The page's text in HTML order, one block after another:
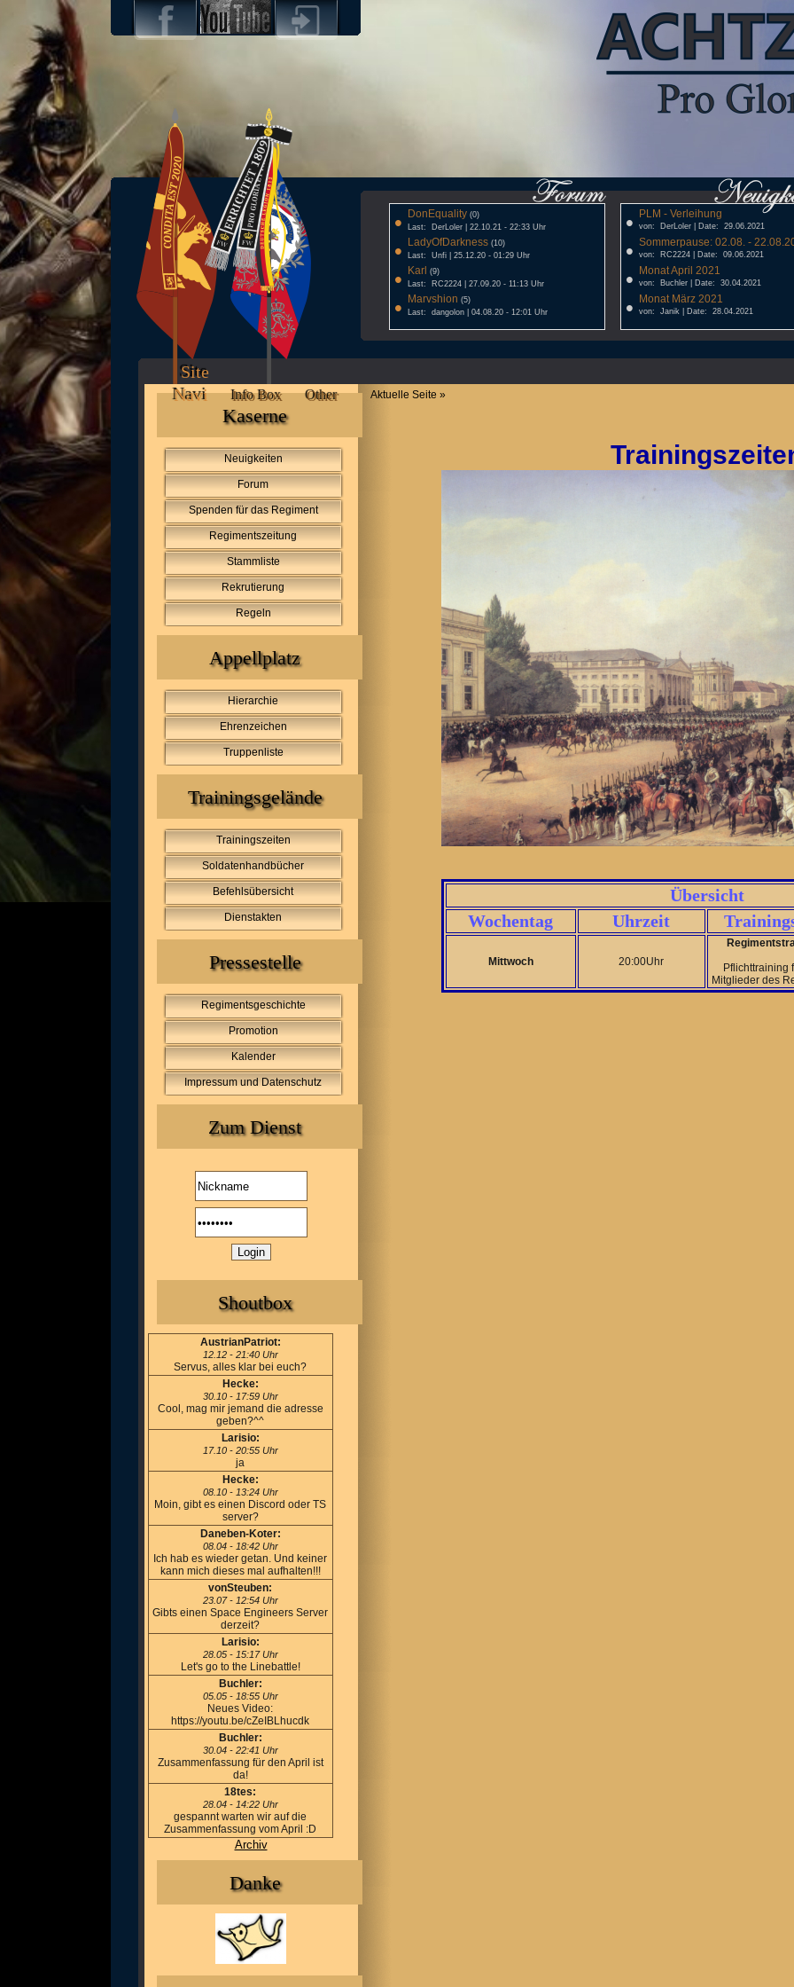
• DonEquality(0)
Last: DerLoler | 22.10.21 - 22:33 Uhr
• LadyOfDarkness(10)
Last: Unfi | 25.12.20 - 01:29 Uhr
• Karl (9)
Last: RC2224 | 27.09.20 - 11:13 Uhr
• Marvshion (5)
Last: dangolon | 04.08.20 - 12:01 Uhr
• PLM - Verleihung
von: DerLoler | Date: 29.06.2021
• Sommerpause: 02.08. -
von: RC2224 | Date: 09.06.2021
• Monat April 2021
von: Buchler | Date: 30.04.2021
• Monat März 2021
von: Janik | Date: 28.04.2021
Site
Navi
Info Box Other
Kaserne
Neuigkeiten
Forum
Spenden für das Regiment
Regimentszeitung
Stammliste
Rekrutierung
Regeln
Appellplatz
Hierarchie
Ehrenzeichen
Truppenliste
Trainingsgelände
Trainingszeiten
Soldatenhandbücher
Befehlsübersicht
Dienstakten
Pressestelle
Regimentsgeschichte
Promotion
Kalender
Impressum und Datenschutz
Zum Dienst
Shoutbox
AustrianPatriot:
12.12 - 21:40 Uhr
Servus, alles klar bei euch?
Hecke:
30.10 - 17:59 Uhr
Cool, mag mir jemand die adresse
geben?^^
Larisio:
17.10 - 20:55 Uhr
ja
Hecke:
08.10 - 13:24 Uhr
Moin, gibt es einen Discord oder TS
server?
Daneben-Koter:
08.04 - 18:42 Uhr
Ich hab es wieder getan. Und keiner
kann mich dieses mal aufhalten!!!
vonSteuben:
23.07 - 12:54 Uhr
Gibts einen Space Engineers Server
derzeit?
Larisio:
28.05 - 15:17 Uhr
Let's go to the Linebattle!
Buchler:
05.05 - 18:55 Uhr
Neues Video:
https://youtu.be/cZeIBLhucdk
Buchler:
30.04 - 22:41 Uhr
Zusammenfassung für den April ist
da!
18tes:
28.04 - 14:22 Uhr
gespannt warten wir auf die
Zusammenfassung vom April :D
Archiv
Danke
Aktuelle Seite »
Übersicht
Wochentag
Uhrzeit
Mittwoch 20:00Uhr
Pflichttraining
Mitglieder des